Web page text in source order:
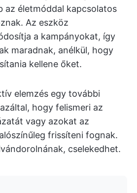
az életmóddal kapcsolatos
Az eszköz
a kampányokat, így
maradnak, anélkül, hogy
kellene őket.
elemzés egy további
hogy felismeri az
vagy azokat az
frissíteni fognak.
cselekedhet.